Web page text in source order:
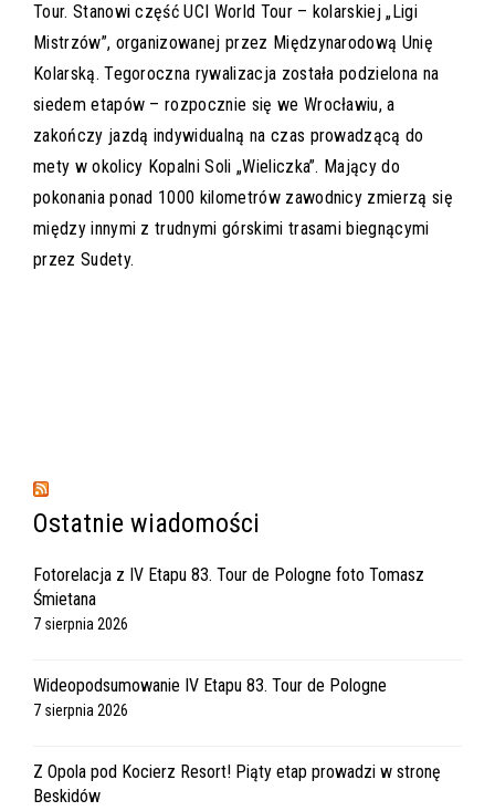
Tour. Stanowi część UCI World Tour – kolarskiej „Ligi
Mistrzów”, organizowanej przez Międzynarodową Unię
Kolarską. Tegoroczna rywalizacja została podzielona na
siedem etapów – rozpocznie się we Wrocławiu, a
zakończy jazdą indywidualną na czas prowadzącą do
mety w okolicy Kopalni Soli „Wieliczka”. Mający do
pokonania ponad 1000 kilometrów zawodnicy zmierzą się
między innymi z trudnymi górskimi trasami biegnącymi
przez Sudety.
Ostatnie wiadomości
Fotorelacja z IV Etapu 83. Tour de Pologne foto Tomasz
Śmietana
7 sierpnia 2026
Wideopodsumowanie IV Etapu 83. Tour de Pologne
7 sierpnia 2026
Z Opola pod Kocierz Resort! Piąty etap prowadzi w stronę
Beskidów